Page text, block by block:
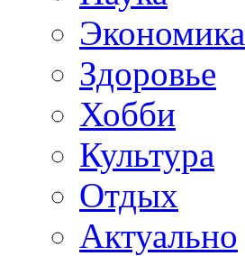
Экономика
Здоровье
Хобби
Культура
Отдых
Актуально